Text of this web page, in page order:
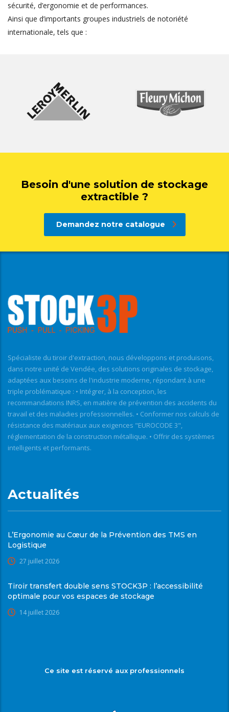
sécurité, d’ergonomie et de performances.
Ainsi que d’importants groupes industriels de notoriété
internationale, tels que :
Besoin d'une solution de stockage
extractible ?
Demandez notre catalogue
Spécialiste du tiroir d'extraction, nous développons et produisons,
dans notre unité de Vendée, des solutions originales de stockage,
adaptées aux besoins de l'industrie moderne, répondant à une
triple problématique : • Intégrer, à la conception, les
recommandations INRS, en matière de prévention des accidents du
travail et des maladies professionnelles. • Conformer nos calculs de
résistance des matériaux aux exigences "EUROCODE 3",
réglementation de la construction métallique. • Offrir des systèmes
intelligents et performants.
Actualités
L’Ergonomie au Cœur de la Prévention des TMS en
Logistique
27 juillet 2026
Tiroir transfert double sens STOCK3P : l’accessibilité
optimale pour vos espaces de stockage
14 juillet 2026
Ce site est réservé aux professionnels